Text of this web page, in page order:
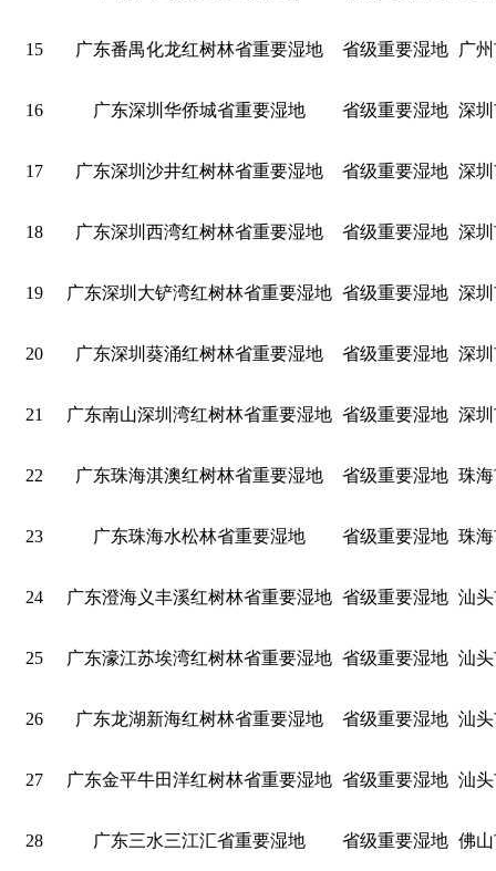
15 广东番禺化龙红树林省重要湿地 省级重要湿地 广
16 广东深圳华侨城省重要湿地 省级重要湿地 深
17 广东深圳沙井红树林省重要湿地 省级重要湿地 深
18 广东深圳西湾红树林省重要湿地 省级重要湿地 深
19 广东深圳大铲湾红树林省重要湿地 省级重要湿地 深
20 广东深圳葵涌红树林省重要湿地 省级重要湿地 深
21 广东南山深圳湾红树林省重要湿地 省级重要湿地 深
22 广东珠海淇澳红树林省重要湿地 省级重要湿地 珠
23 广东珠海水松林省重要湿地 省级重要湿地 珠
24 广东澄海义丰溪红树林省重要湿地 省级重要湿地 汕
25 广东濠江苏埃湾红树林省重要湿地 省级重要湿地 汕
26 广东龙湖新海红树林省重要湿地 省级重要湿地 汕
27 广东金平牛田洋红树林省重要湿地 省级重要湿地 汕
28 广东三水三江汇省重要湿地 省级重要湿地 佛